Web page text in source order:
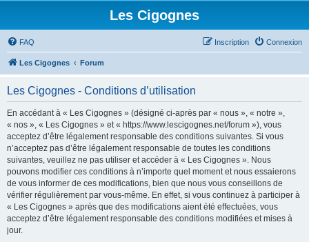
Les Cigognes
FAQ Connexion
Inscription
Les Cigognes Forum
Les Cigognes - Conditions d’utilisation
En accédant à « Les Cigognes » (désigné ci-après par « nous », « notre »,
« nos », « Les Cigognes » et « https://www.lescigognes.net/forum »), vous
acceptez d’être légalement responsable des conditions suivantes. Si vous
n’acceptez pas d’être légalement responsable de toutes les conditions
suivantes, veuillez ne pas utiliser et accéder à « Les Cigognes ». Nous
pouvons modifier ces conditions à n’importe quel moment et nous essaierons
de vous informer de ces modifications, bien que nous vous conseillons de
vérifier régulièrement par vous-même. En effet, si vous continuez à participer à
« Les Cigognes » après que des modifications aient été effectuées, vous
acceptez d’être légalement responsable des conditions modifiées et mises à
jour.